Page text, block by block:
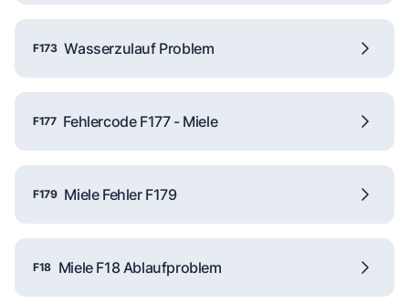
F173 Wasserzulauf Problem
F177 Fehlercode F177 - Miele
F179 Miele Fehler F179
F18 Miele F18 Ablaufproblem